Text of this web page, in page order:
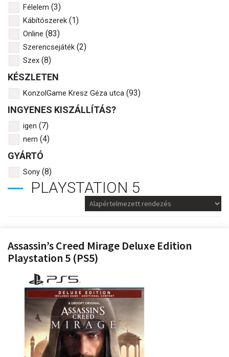
Félelem (3)
Kábítószerek (1)
Online (83)
Szerencsejáték (2)
Szex (8)
KÉSZLETEN
KonzolGame Kresz Géza utca (93)
INGYENES KISZÁLLÍTÁS?
igen (7)
nem (4)
GYÁRTÓ
Sony (8)
PLAYSTATION 5
Assassin’s Creed Mirage Deluxe Edition
Playstation 5 (PS5)